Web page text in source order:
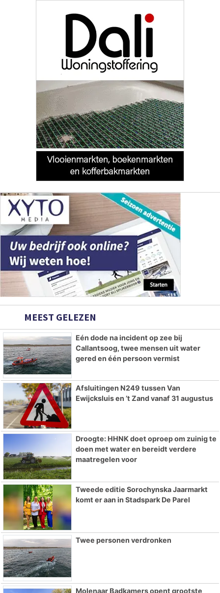
MEEST GELEZEN
Eén dode na incident op zee bij
Callantsoog, twee mensen uit water
gered en één persoon vermist
Afsluitingen N249 tussen Van
Ewijcksluis en ’t Zand vanaf 31 augustus
Droogte: HHNK doet oproep om zuinig te
doen met water en bereidt verdere
maatregelen voor
Tweede editie Sorochynska Jaarmarkt
komt er aan in Stadspark De Parel
Twee personen verdronken
Molenaar Badkamers opent grootste